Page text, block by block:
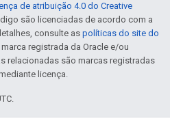
de atribuição 4.0 do Creative
são licenciadas de acordo com a
consulte as políticas do site do
marca registrada da Oracle e/ou
relacionadas são marcas registradas
licença.